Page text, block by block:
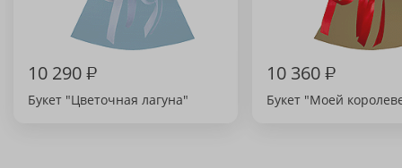
10 290₽
Букет "Цветочная лагуна"
10 360₽
Букет "Моей